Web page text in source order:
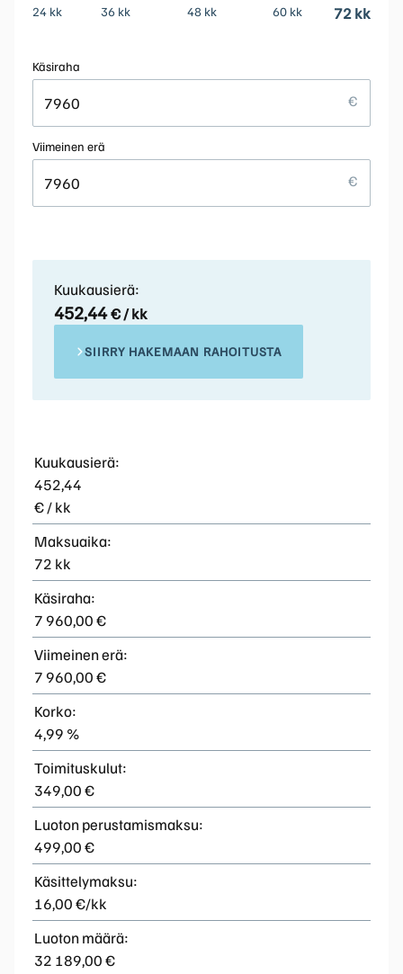
24 kk 36 kk 48 kk 60 kk 72 kk
Käsiraha
Viimeinen erä
Kuukausierä:
452,44
€ / kk
Maksuaika:
72 kk
Käsiraha:
7 960,00 €
Viimeinen erä:
7 960,00 €
Korko:
4,99 %
Toimituskulut:
349,00 €
Luoton perustamismaksu:
499,00 €
Käsittelymaksu:
16,00 €/kk
Luoton määrä:
32 189,00 €
Kuukausierä:
452,44€ / kk
SIIRRY HAKEMAAN RAHOITUSTA